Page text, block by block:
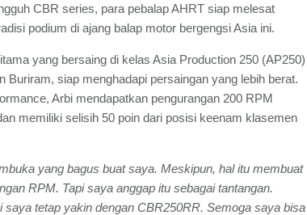
CBR series, para pebalap AHRT siap melesat
podium di ajang balap motor bergengsi Asia ini.
yang bersaing di kelas Asia Production 250 (AP250)
Buriram, siap menghadapi persaingan yang lebih berat.
Arbi mendapatkan pengurangan 200 RPM
memiliki selisih 50 poin dari posisi keenam klasemen
yang bagus buat saya. Meskipun, hal itu membuat
RPM. Tapi saya anggap itu sebagai tantangan.
saya tetap yakin dengan CBR250RR. Semoga saya bisa